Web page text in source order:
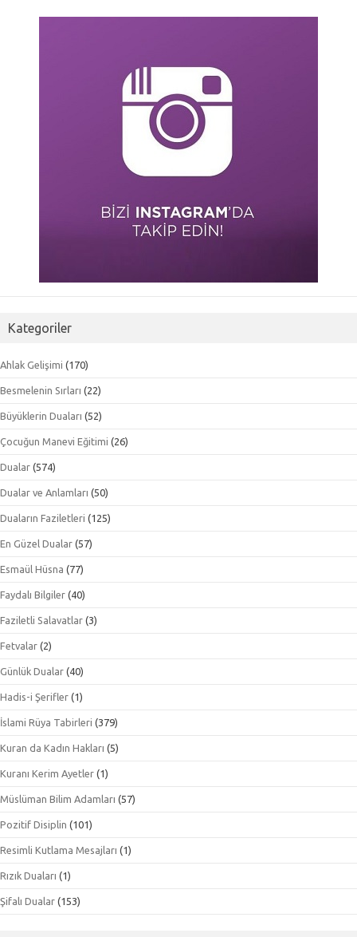
Kategoriler
Ahlak Gelişimi (170)
Besmelenin Sırları (22)
Büyüklerin Duaları (52)
Çocuğun Manevi Eğitimi (26)
Dualar (574)
Dualar ve Anlamları (50)
Duaların Faziletleri (125)
En Güzel Dualar (57)
Esmaül Hüsna (77)
Faydalı Bilgiler (40)
Faziletli Salavatlar (3)
Fetvalar (2)
Günlük Dualar (40)
Hadis-i Şerifler (1)
İslami Rüya Tabirleri (379)
Kuran da Kadın Hakları (5)
Kuranı Kerim Ayetler (1)
Müslüman Bilim Adamları (57)
Pozitif Disiplin (101)
Resimli Kutlama Mesajları (1)
Rızık Duaları (1)
Şifalı Dualar (153)